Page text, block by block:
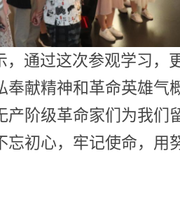
通过这次参观学习，
献精神和革命英雄气
产阶级革命家们为我们
忘初心，牢记使命， 用